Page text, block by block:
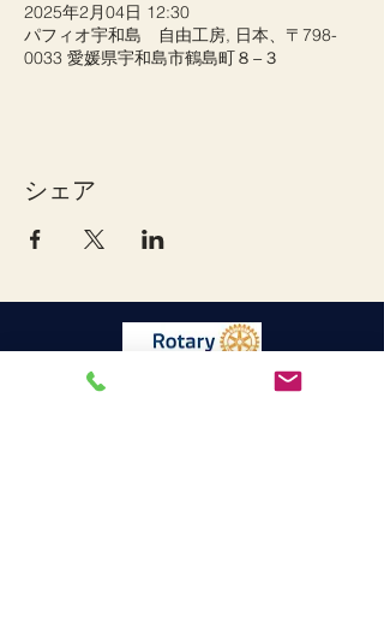
2025年2月04日 12:30
パフィオ宇和島 自由工房, 日本、〒798-
0033 愛媛県宇和島市鶴島町８−３
シェア